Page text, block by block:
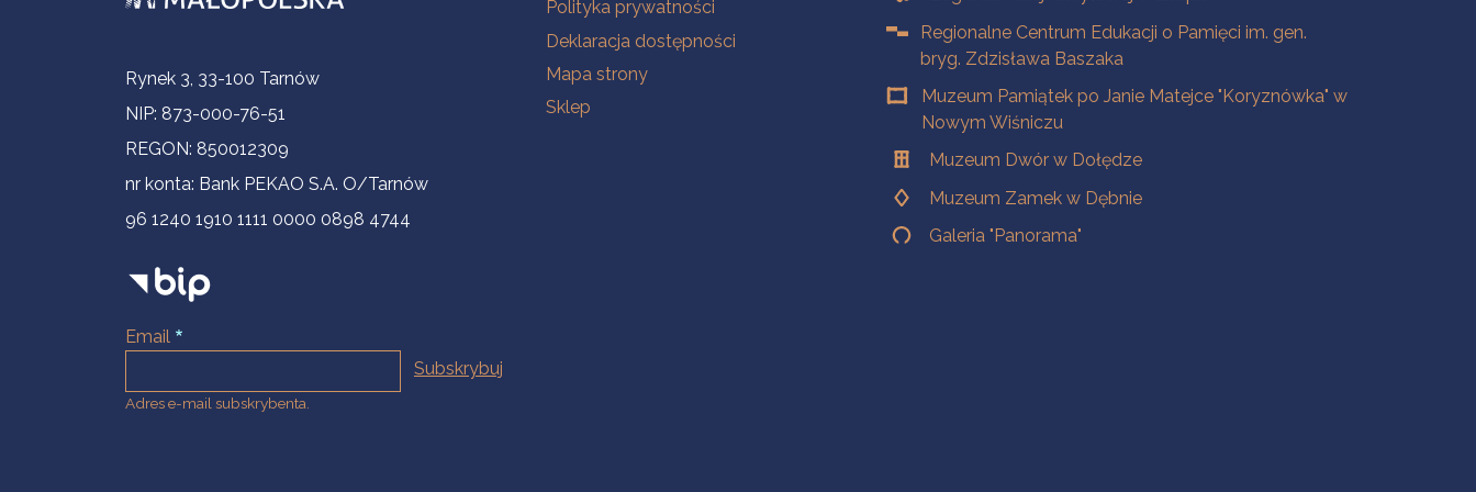
Informacje kontaktowe
Rynek 3, 33-100 Tarnów
NIP: 873-000-76-51
REGON: 850012309
nr konta: Bank PEKAO S.A. O/Tarnów
96 1240 1910 1111 0000 0898 4744
Email
Adres e-mail subskrybenta.
Polityka prywatności
Deklaracja dostępności
Mapa strony
Sklep
Regionalne Centrum Edukacji o Pamięci im. gen.
bryg. Zdzisława Baszaka
Muzeum Pamiątek po Janie Matejce "Koryznówka" w
Nowym Wiśniczu
Muzeum Dwór w Dołędze
Muzeum Zamek w Dębnie
Galeria "Panorama"